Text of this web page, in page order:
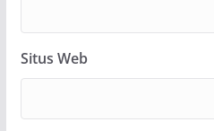
Situs Web